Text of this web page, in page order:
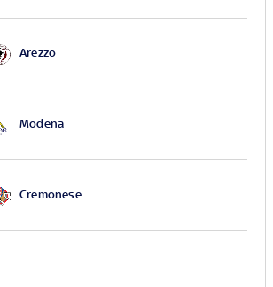
Arezzo
Modena
Cremonese